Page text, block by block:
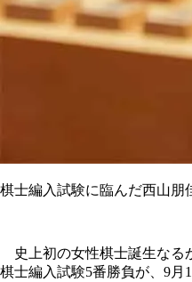
棋士編入試験に臨んだ西山朋
史上初の女性棋士誕生なる
棋士編入試験5番勝負が、9月